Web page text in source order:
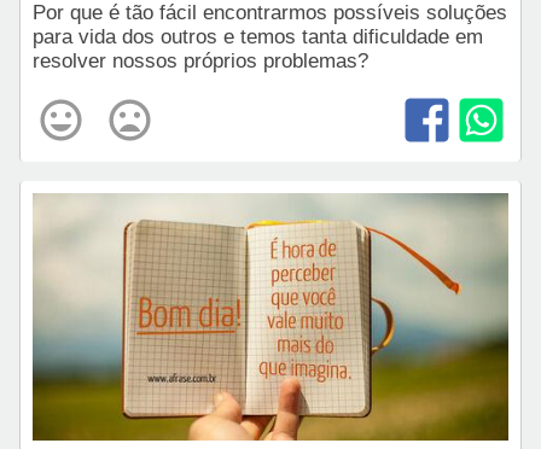
Por que é tão fácil encontrarmos possíveis soluções
para vida dos outros e temos tanta dificuldade em
resolver nossos próprios problemas?